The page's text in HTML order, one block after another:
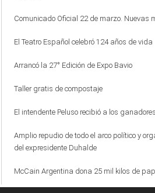
Comunicado Oficial 22 de marzo.
El Teatro Español celebró 124 años de vida
Arrancó la 27° Edición de Expo Bavio
Taller gratis de compostaje
El intendente Peluso recibió a los
Amplio repudio de todo el arco político y
del expresidente Duhalde
McCain Argentina dona 25 mil kilos de